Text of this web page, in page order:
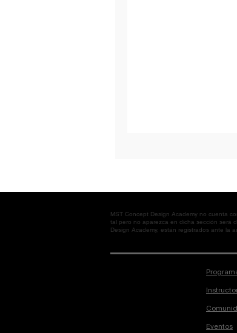
MST Concept Design Academy no cuenta
tal pero no aparezca en dicha sección será
Design Academy, están registrados ante la
Eventos